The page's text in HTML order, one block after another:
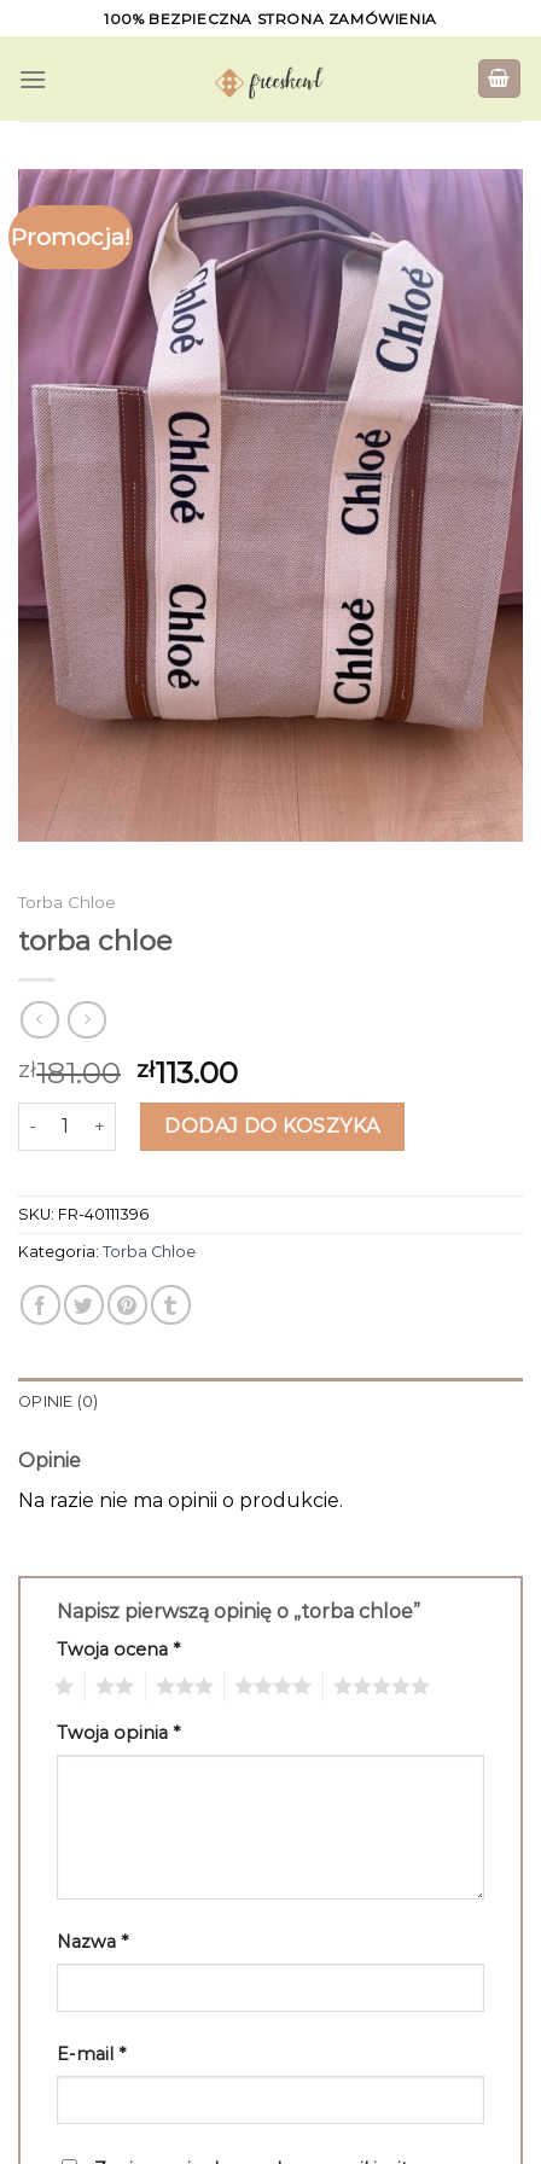
to
content
100% BEZPIECZNA STRONA ZAMÓWIENIA
Promocja!
Torba Chloe
torba chloe
zł181.00 zł113.00
ilość torba chloe DODAJ DO KOSZYKA
SKU: FR-40111396
Kategoria: Torba Chloe
OPINIE (0)
Opinie
Na razie nie ma opinii o produkcie.
Napisz pierwszą opinię o „torba chloe”
Twoja ocena *
Twoja opinia *
Nazwa *
E-mail *